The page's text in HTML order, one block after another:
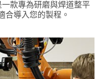
款專為研磨與焊道整平
合導入您的製程。